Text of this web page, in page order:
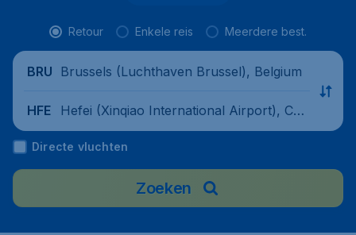
Retour Enkele reis Meerdere best.
BRU Brussels (Luchthaven Brussel), Belgium
HFE
Hefei (Xinqiao International Airport), Chi
na
Directe vluchten
Zoeken